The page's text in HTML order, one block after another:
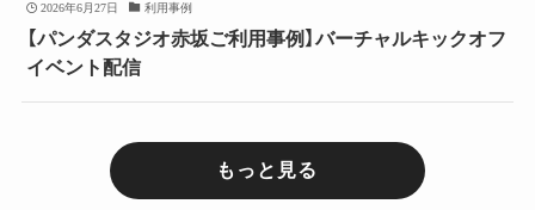
2026年6月27日 利用事例
【パンダスタジオ赤坂ご利用事例】バーチャルキックオフ
イベント配信
もっと見る